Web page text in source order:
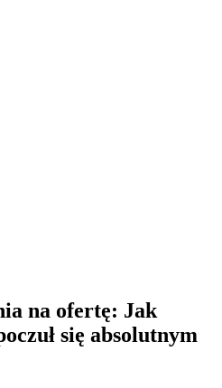
na ofertę: Jak
się absolutnym